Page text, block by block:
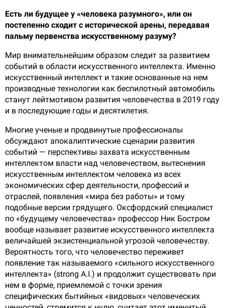
Есть ли будущее у «человека разумного», или он
постепенно сходит с исторической арены, передавая
пальму первенства искусственному разуму?
Мир внимательнейшим образом следит за развитием
событий в области искусственного интеллекта. Именно
искусственный интеллект и такие основанные на нем
производные технологии как беспилотный автомобиль
станут лейтмотивом развития человечества в 2019 году
и в последующие годы и десятилетия.
Многие ученые и продвинутые профессионалы
обсуждают апокалиптические сценарии развития
событий — перспективы захвата искусственным
интеллектом власти над человечеством, вытеснения
искусственным интеллектом человека из всех
экономических сфер деятельности, профессий и
отраслей, появления «мира без работы» и тому
подобные версии грядущего. Оксфордский специалист
по «будущему человечества» профессор Ник Бостром
вообще называет развитие искусственного интеллекта
величайшей экзистенциальной угрозой человечеству.
Вероятность того, что человечество переживет
появление так называемого «сильного искусственного
интеллекта» (strong A.I.) и продолжит существовать при
нем в форме, приемлемой с точки зрения
специфических бытийных «видовых» человеческих